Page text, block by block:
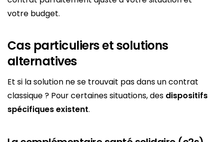
votre budget.
Cas particuliers et solutions
alternatives
Et si la solution ne se trouvait pas dans un contrat
classique ? Pour certaines situations, des dispositifs
spécifiques existent.